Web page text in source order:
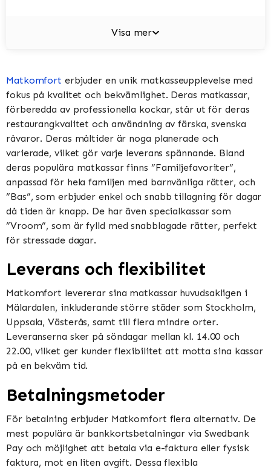
Visa mer
Matkomfort erbjuder en unik matkasseupplevelse med
fokus på kvalitet och bekvämlighet. Deras matkassar,
förberedda av professionella kockar, står ut för deras
restaurangkvalitet och användning av färska, svenska
råvaror. Deras måltider är noga planerade och
varierade, vilket gör varje leverans spännande. Bland
deras populära matkassar finns ”Familjefavoriter”,
anpassad för hela familjen med barnvänliga rätter, och
”Bas”, som erbjuder enkel och snabb tillagning för dagar
då tiden är knapp. De har även specialkassar som
”Vroom”, som är fylld med snabblagade rätter, perfekt
för stressade dagar​​​​.
Leverans och flexibilitet
Matkomfort levererar sina matkassar huvudsakligen i
Mälardalen, inkluderande större städer som Stockholm,
Uppsala, Västerås, samt till flera mindre orter.
Leveranserna sker på söndagar mellan kl. 14.00 och
22.00, vilket ger kunder flexibilitet att motta sina kassar
på en bekväm tid​​​​.
Betalningsmetoder
För betalning erbjuder Matkomfort flera alternativ. De
mest populära är bankkortsbetalningar via Swedbank
Pay och möjlighet att betala via e-faktura eller fysisk
faktura, mot en liten avgift. Dessa flexibla